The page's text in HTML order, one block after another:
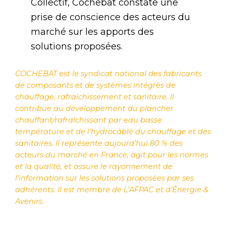
Collectif, Cochebat constate une
prise de conscience des acteurs du
marché sur les apports des
solutions proposées.
COCHEBAT est le syndicat national des fabricants
de composants et de systèmes intégrés de
chauffage, rafraîchissement et sanitaire. Il
contribue au développement du plancher
chauffant/rafraîchissant par eau basse
température et de l’hydrocâblé du chauffage et des
sanitaires. Il représente aujourd’hui 80 % des
acteurs du marché en France, agit pour les normes
et la qualité, et assure le rayonnement de
l’information sur les solutions proposées par ses
adhérents. Il est membre de L’AFPAC et d’Énergie &
Avenirs.